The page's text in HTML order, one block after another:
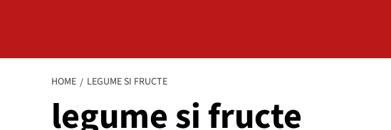
HOME LEGUME SI FRUCTE
legume si fructe